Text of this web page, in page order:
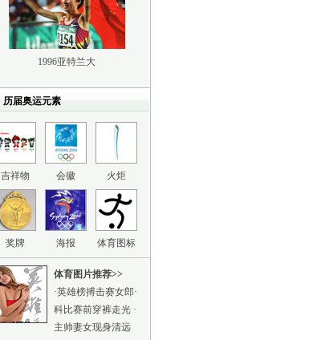
1996亚特兰大
历届奥运元素
吉祥物 会徽 火炬
奖牌 海报 体育图标
体育图片推荐>>
·英雄榜搏击赛女郎·
科比赛前穿裤走光 ·
主帅妻女现身清远